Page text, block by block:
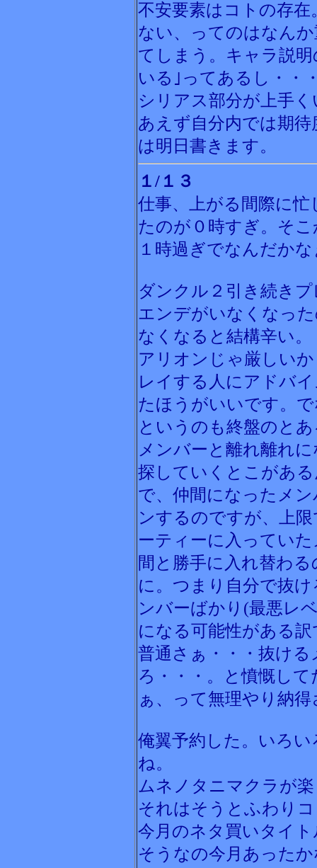
不安要素はコトの存
ない、ってのはなん
てしまう。キャラ説
いる｣ってあるし・・
シリアス部分が上手
あえず自分内では期
は明日書きます。
１/１３
仕事、上がる間際に
たのが０時すぎ。そ
１時過ぎでなんだか
ダンクル２引き続き
エンデがいなくなっ
なくなると結構辛い。
アリオンじゃ厳しい
レイする人にアドバ
たほうがいいです。
というのも終盤のと
メンバーと離れ離れ
探していくとこがあ
で、仲間になったメ
ンするのですが、上
ーティーに入ってい
間と勝手に入れ替わ
に。つまり自分で抜
ンバーばかり(最悪レ
になる可能性がある訳
普通さぁ・・・抜け
ろ・・・。と憤慨し
ぁ、って無理やり納
俺翼予約した。いろ
ね。
ムネノタニマクラが
それはそうとふわり
今月のネタ買いタイ
そうなの今月あった